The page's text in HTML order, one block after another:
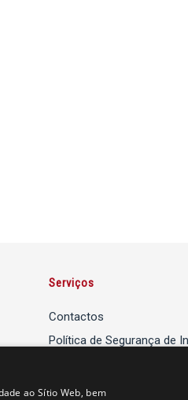
Serviços
Contactos
Política de Segurança de
ao Sítio Web, bem